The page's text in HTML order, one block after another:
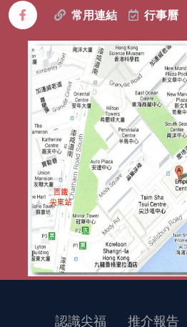
常用連結 行事曆
認識尖福 推介報告